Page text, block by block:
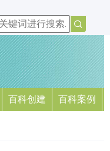
百科创建 百科案例